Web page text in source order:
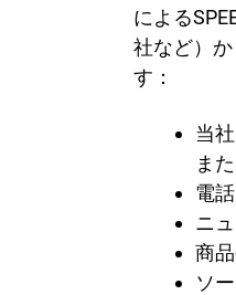
による
社など）
す：
当
ま
電
ニ
商
ソ